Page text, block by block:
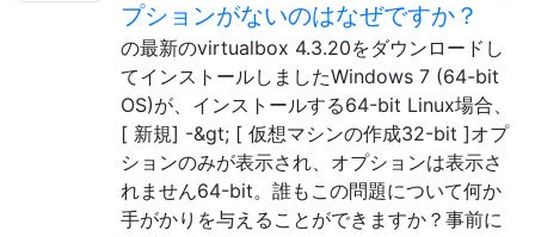
プションがないのはなぜですか？
の最新のvirtualbox 4.3.20をダウンロードし
てインストールしましたWindows 7 (64-bit
OS)が、インストールする64-bit Linux場合、
[ 新規] -&gt; [ 仮想マシンの作成32-bit ]オプ
ションのみが表示され、オプションは表示さ
れません64-bit。誰もこの問題について何か
手がかりを与えることができますか？事前に